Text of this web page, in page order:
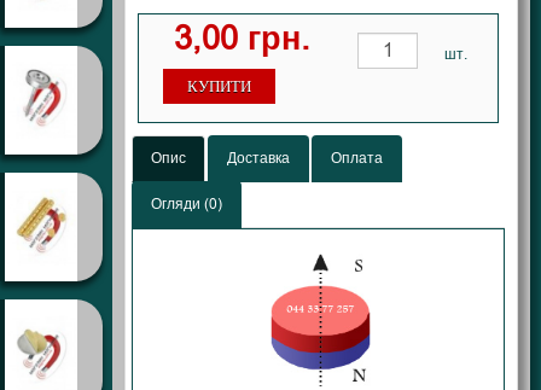
3,00 грн. шт.
КУПИТИ
Опис Доставка Оплата
Огляди (0)